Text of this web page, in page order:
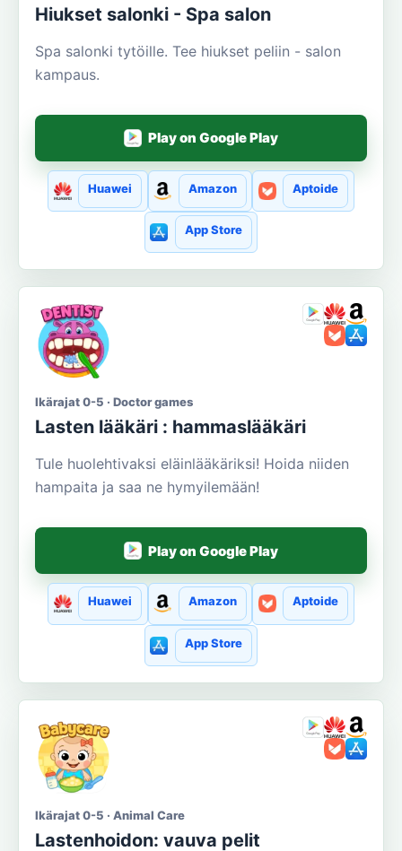
Hiukset salonki - Spa salon
Spa salonki tytöille. Tee hiukset peliin - salon
kampaus.
Play on Google Play
Huawei Amazon Aptoide
App Store
Ikärajat 0-5 · Doctor games
Lasten lääkäri : hammaslääkäri
Tule huolehtivaksi eläinlääkäriksi! Hoida niiden
hampaita ja saa ne hymyilemään!
Play on Google Play
Huawei Amazon Aptoide
App Store
Ikärajat 0-5 · Animal Care
Lastenhoidon: vauva pelit